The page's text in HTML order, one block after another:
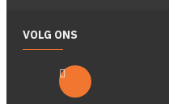
VOLG ONS